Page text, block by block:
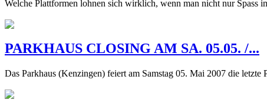
Welche Plattformen lohnen sich wirklich, wenn man nicht nur Spass
PARKHAUS CLOSING AM SA. 05.05. /...
Das Parkhaus (Kenzingen) feiert am Samstag 05. Mai 2007 die